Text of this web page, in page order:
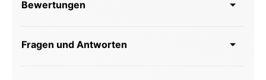
Bewertungen
Fragen und Antworten